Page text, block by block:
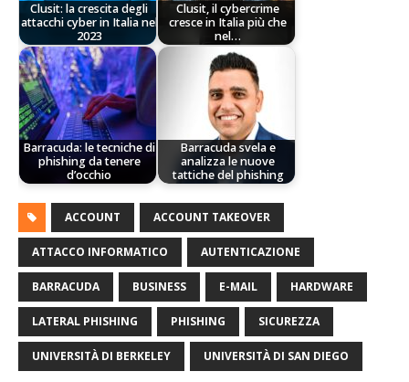
Clusit: la crescita degli
attacchi cyber in Italia nel
2023
Clusit, il cybercrime
cresce in Italia più che
nel…
Barracuda: le tecniche di
phishing da tenere
d’occhio
Barracuda svela e
analizza le nuove
tattiche del phishing
ACCOUNT ACCOUNT TAKEOVER
ATTACCO INFORMATICO AUTENTICAZIONE
BARRACUDA BUSINESS E-MAIL HARDWARE
LATERAL PHISHING PHISHING SICUREZZA
UNIVERSITÀ DI BERKELEY UNIVERSITÀ DI SAN DIEGO